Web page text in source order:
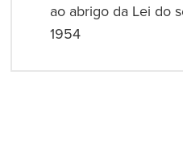
ao abrigo da Lei do
1954